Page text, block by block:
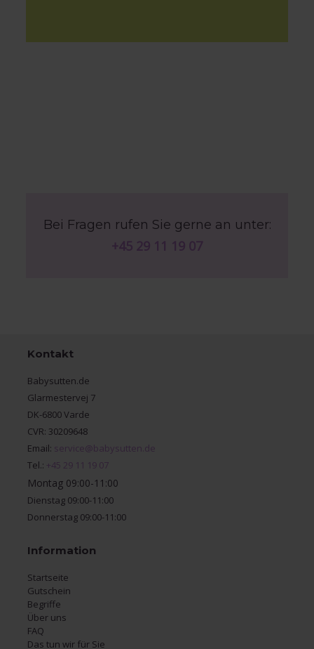
Bei Fragen rufen Sie gerne an unter:
+45 29 11 19 07
Kontakt
Babysutten.de
Glarmestervej 7
DK-6800 Varde
CVR: 30209648
Email: service@babysutten.de
Tel.: +45 29 11 19 07
Montag 09:00-11:00
Dienstag 09:00-11:00
Donnerstag 09:00-11:00
Information
Startseite
Gutschein
Begriffe
Über uns
FAQ
Das tun wir für Sie